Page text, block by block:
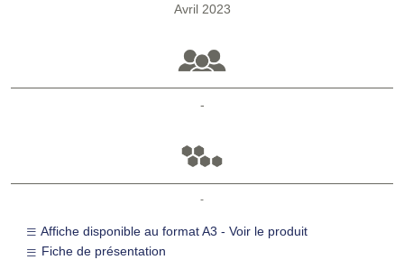
Avril 2023
-
-
Affiche disponible au format A3 - Voir le produit
Fiche de présentation